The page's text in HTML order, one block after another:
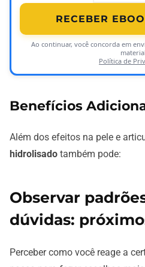
RECEBER
Ao continuar, você concorda em
material.
Política de
Benefícios
Além dos efeitos na pele e
hidrolisado também pode:
Observar
dúvidas:
Perceber como você reage a